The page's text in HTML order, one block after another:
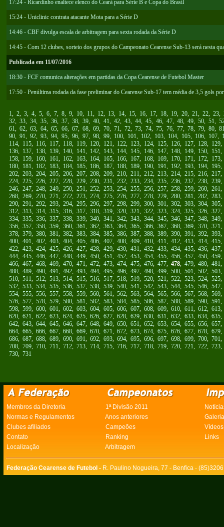
17:24 - Ricardinho enaltece elenco do Ceará para Série B e Copa do Brasil
15:24 - Uniclinic contrata atacante Mota para a Série D
14:46 - CBF divulga escala de arbitragem para sexta rodada da Série D
14:45 - Com 12 clubes, sorteio dos grupos do Campeonato Cearense Sub-13 será nesta
Publicada em 11/07/2016
18:30 - FCF comunica alterações em partidas da Copa Cearense de Futebol Master
17:50 - Penúltima rodada da fase preliminar do Cearense Sub-17 tem média de 3,5 gols
1, 2, 3, 4, 5, 6, 7, 8, 9, 10, 11, 12, 13, 14, 15, 16, 17, 18, 19, 20, 21, 22, 23,
32, 33, 34, 35, 36, 37, 38, 39, 40, 41, 42, 43, 44, 45, 46, 47, 48, 49, 50, 51,
61, 62, 63, 64, 65, 66, 67, 68, 69, 70, 71, 72, 73, 74, 75, 76, 77, 78, 79, 80,
90, 91, 92, 93, 94, 95, 96, 97, 98, 99, 100, 101, 102, 103, 104, 105, 106, 107,
114, 115, 116, 117, 118, 119, 120, 121, 122, 123, 124, 125, 126, 127, 128, 129
136, 137, 138, 139, 140, 141, 142, 143, 144, 145, 146, 147, 148, 149, 150, 151
158, 159, 160, 161, 162, 163, 164, 165, 166, 167, 168, 169, 170, 171, 172, 173
180, 181, 182, 183, 184, 185, 186, 187, 188, 189, 190, 191, 192, 193, 194, 195
202, 203, 204, 205, 206, 207, 208, 209, 210, 211, 212, 213, 214, 215, 216, 217
224, 225, 226, 227, 228, 229, 230, 231, 232, 233, 234, 235, 236, 237, 238, 239
246, 247, 248, 249, 250, 251, 252, 253, 254, 255, 256, 257, 258, 259, 260, 261
268, 269, 270, 271, 272, 273, 274, 275, 276, 277, 278, 279, 280, 281, 282, 283
290, 291, 292, 293, 294, 295, 296, 297, 298, 299, 300, 301, 302, 303, 304, 305
312, 313, 314, 315, 316, 317, 318, 319, 320, 321, 322, 323, 324, 325, 326, 327
334, 335, 336, 337, 338, 339, 340, 341, 342, 343, 344, 345, 346, 347, 348, 349
356, 357, 358, 359, 360, 361, 362, 363, 364, 365, 366, 367, 368, 369, 370, 371
378, 379, 380, 381, 382, 383, 384, 385, 386, 387, 388, 389, 390, 391, 392, 393
400, 401, 402, 403, 404, 405, 406, 407, 408, 409, 410, 411, 412, 413, 414, 415
422, 423, 424, 425, 426, 427, 428, 429, 430, 431, 432, 433, 434, 435, 436, 437
444, 445, 446, 447, 448, 449, 450, 451, 452, 453, 454, 455, 456, 457, 458, 459
466, 467, 468, 469, 470, 471, 472, 473, 474, 475, 476, 477, 478, 479, 480, 481
488, 489, 490, 491, 492, 493, 494, 495, 496, 497, 498, 499, 500, 501, 502, 503
510, 511, 512, 513, 514, 515, 516, 517, 518, 519, 520, 521, 522, 523, 524, 525
532, 533, 534, 535, 536, 537, 538, 539, 540, 541, 542, 543, 544, 545, 546, 547
554, 555, 556, 557, 558, 559, 560, 561, 562, 563, 564, 565, 566, 567, 568, 569
576, 577, 578, 579, 580, 581, 582, 583, 584, 585, 586, 587, 588, 589, 590, 591
598, 599, 600, 601, 602, 603, 604, 605, 606, 607, 608, 609, 610, 611, 612, 613
620, 621, 622, 623, 624, 625, 626, 627, 628, 629, 630, 631, 632, 633, 634, 635
642, 643, 644, 645, 646, 647, 648, 649, 650, 651, 652, 653, 654, 655, 656, 657
664, 665, 666, 667, 668, 669, 670, 671, 672, 673, 674, 675, 676, 677, 678, 679
686, 687, 688, 689, 690, 691, 692, 693, 694, 695, 696, 697, 698, 699, 700, 701
708, 709, 710, 711, 712, 713, 714, 715, 716, 717, 718, 719, 720, 721, 722, 723
730, 731
Membros da Diretoria 1ª Divisão 2011
Normas e Regulamentos
Anos anteriores
Clubes afiliados
Campeões
Vídeos
Contato
Ranking
Links
Localização
Arbitragem
Federação Cearense de Futebol - R. Paulino Nogueira, 77 - Benfica -